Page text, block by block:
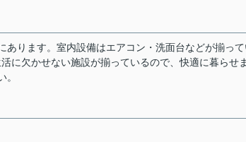
ります。室内設備はエアコン・洗面台などが揃っ
に欠かせない施設が揃っているので、快適に暮らせ